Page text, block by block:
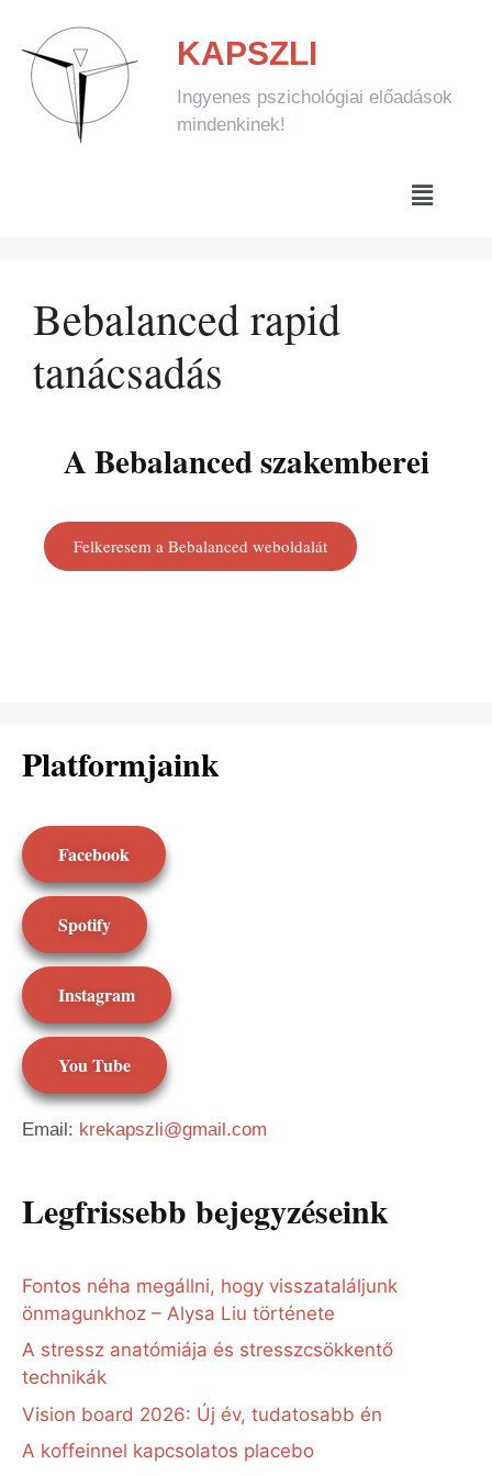
KAPSZLI
Ingyenes pszichológiai előadások
mindenkinek!
Bebalanced rapid
tanácsadás
A Bebalanced szakemberei
Felkeresem a Bebalanced weboldalát
Platformjaink
Facebook
Spotify
Instagram
You Tube
Email: krekapszli@gmail.com
Legfrissebb bejegyzéseink
Fontos néha megállni, hogy visszataláljunk
önmagunkhoz – Alysa Liu története
A stressz anatómiája és stresszcsökkentő
technikák
Vision board 2026: Új év, tudatosabb én
A koffeinnel kapcsolatos placebo